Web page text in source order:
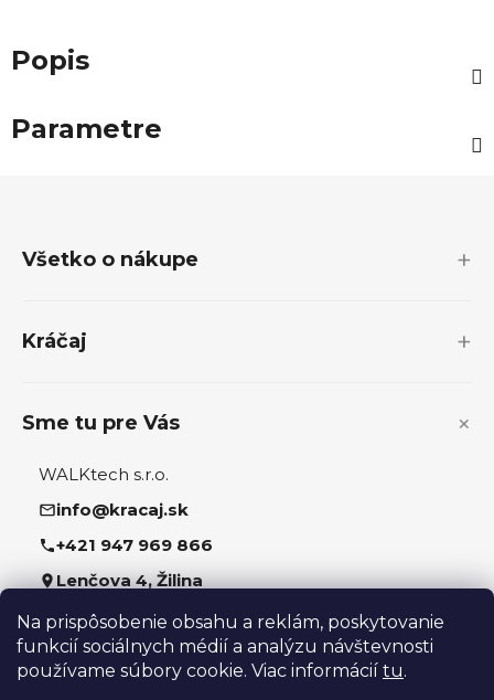
Na prispôsobenie obsahu a reklám, poskytovanie
funkcií sociálnych médií a analýzu návštevnosti
používame súbory cookie. Viac informácií tu.
Popis
Parametre
Všetko o nákupe
Kráčaj
Sme tu pre Vás
WALKtech s.r.o.
info@kracaj.sk
+421 947 969 866
Lenčova 4, Žilina
Sledujte nás